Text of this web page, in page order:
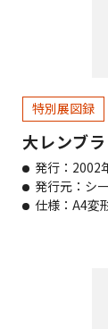
特別展図録
大レンブ
発行：2002
発行元：シ
仕様：A4変